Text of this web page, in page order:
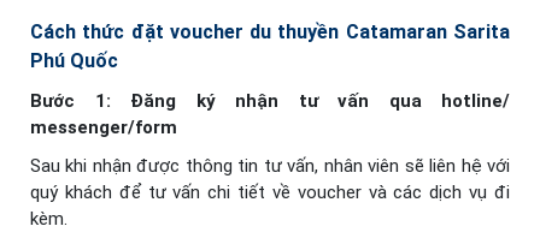
Cách thức đặt voucher du thuyền Catamaran Sarita
Phú Quốc
Bước 1: Đăng ký nhận tư vấn qua hotline/
messenger/form
Sau khi nhận được thông tin tư vấn, nhân viên sẽ liên hệ với
quý khách để tư vấn chi tiết về voucher và các dịch vụ đi
kèm.